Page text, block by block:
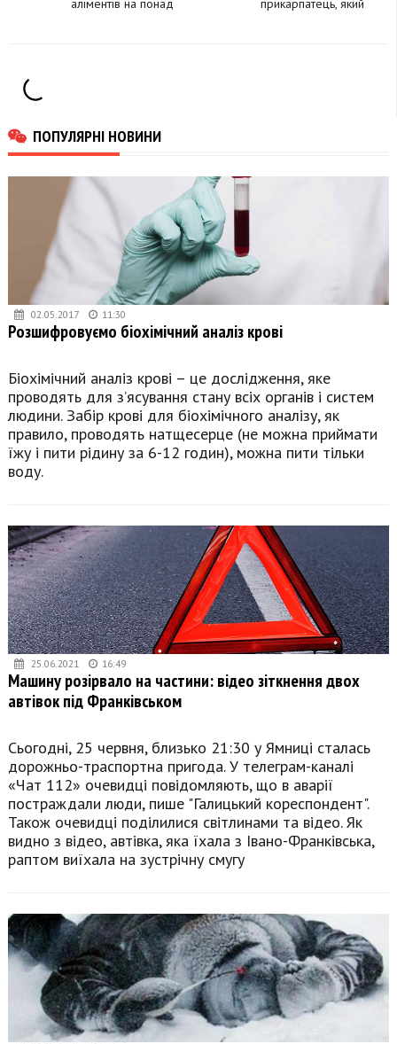
аліментів на понад
прикарпатець, який
ПОПУЛЯРНІ НОВИНИ
02.05.2017 11:30
Розшифровуємо біохімічний аналіз крові
Біохімічний аналіз крові – це дослідження, яке
проводять для з’ясування стану всіх органів і систем
людини. Забір крові для біохімічного аналізу, як
правило, проводять натщесерце (не можна приймати
їжу і пити рідину за 6-12 годин), можна пити тільки
воду.
25.06.2021 16:49
Машину розірвало на частини: відео зіткнення двох
автівок під Франківськом
Сьогодні, 25 червня, близько 21:30 у Ямниці сталась
дорожньо-траспортна пригода. У телеграм-каналі
«Чат 112» очевидці повідомляють, що в аварії
постраждали люди, пише "Галицький кореспондент".
Також очевидці поділилися світлинами та відео. Як
видно з відео, автівка, яка їхала з Івано-Франківська,
раптом виїхала на зустрічну смугу